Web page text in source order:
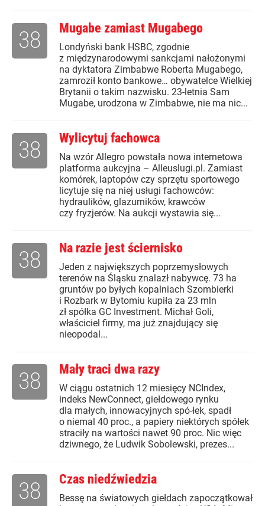
Mugabe zamiast Mugabego
Londyński bank HSBC, zgodnie
z międzynarodowymi sankcjami nałożonymi
na dyktatora Zimbabwe Roberta Mugabego,
zamroził konto bankowe… obywatelce Wielkiej
Brytanii o takim nazwisku. 23-letnia Sam
Mugabe, urodzona w Zimbabwe, nie ma nic...
38
Wylicytuj fachowca
Na wzór Allegro powstała nowa internetowa
platforma aukcyjna – Alleuslugi.pl. Zamiast
komórek, laptopów czy sprzętu sportowego
licytuje się na niej usługi fachowców:
hydraulików, glazurników, krawców
czy fryzjerów. Na aukcji wystawia się...
38
Na razie jest ściernisko
Jeden z największych poprzemysłowych
terenów na Śląsku znalazł nabywcę. 73 ha
gruntów po byłych kopalniach Szombierki
i Rozbark w Bytomiu kupiła za 23 mln
zł spółka GC Investment. Michał Goli,
właściciel firmy, ma już znajdujący się
nieopodal...
38
Mały traci dwa razy
W ciągu ostatnich 12 miesięcy NCIndex,
indeks NewConnect, giełdowego rynku
dla małych, innowacyjnych spó-łek, spadł
o niemal 40 proc., a papiery niektórych spółek
straciły na wartości nawet 90 proc. Nic więc
dziwnego, że Ludwik Sobolewski, prezes...
38
Czas niedźwiedzia
Bessę na światowych giełdach zapoczątkował
38